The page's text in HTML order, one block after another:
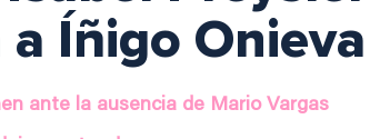
Íñigo Onieva
ante la ausencia de Mario Vargas